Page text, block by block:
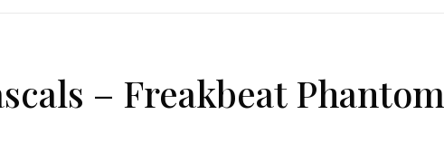
– Freakbeat Phantom